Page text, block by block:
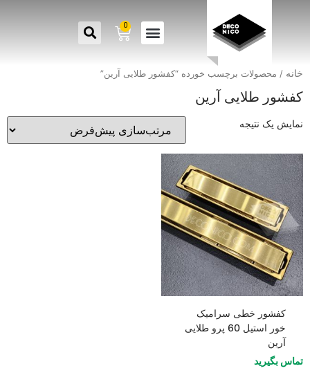
0
خانه / محصولات برچسب خورده “کفشور طلایی آرین”
کفشور طلایی آرین
نمایش یک نتیجه
کفشور خطی سرامیک
خور استیل 60 پرو طلایی
آرین
تماس بگیرید